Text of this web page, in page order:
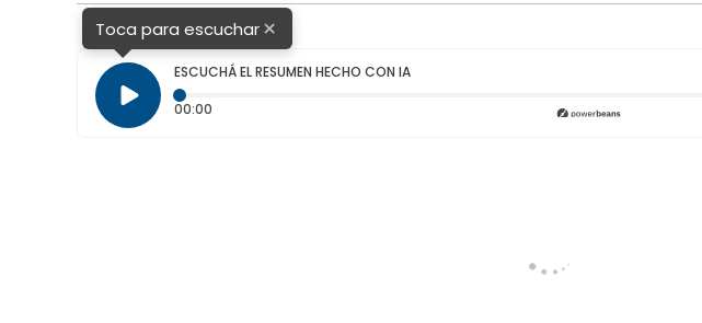
Toca para escuchar×
ESCUCHÁ EL RESUMEN HECHO CON IA
00:00